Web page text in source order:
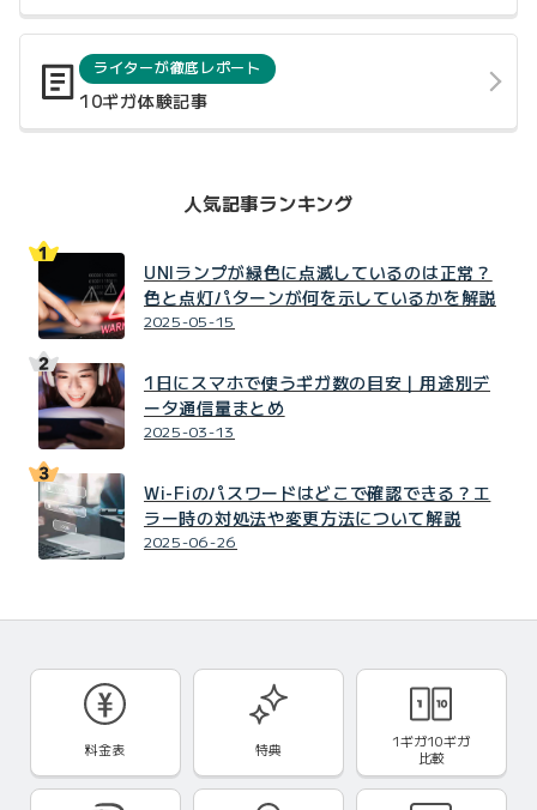
ライターが徹底レポート
10ギガ体験記事
人気記事ランキング
UNIランプが緑色に点滅しているのは正常？
色と点灯パターンが何を示しているかを解説
2025-05-15
1日にスマホで使うギガ数の目安｜用途別デ
ータ通信量まとめ
2025-03-13
Wi-Fiのパスワードはどこで確認できる？エ
ラー時の対処法や変更方法について解説
2025-06-26
料金表 特典
1ギガ10ギガ
比較